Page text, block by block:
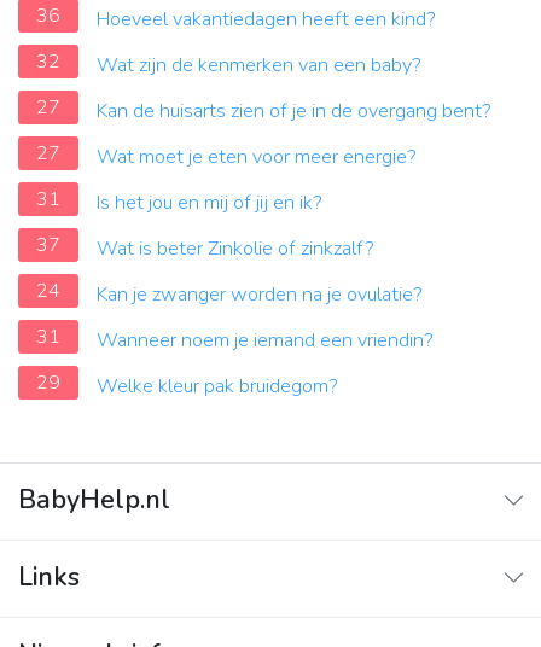
36
Hoeveel vakantiedagen heeft een kind?
32
Wat zijn de kenmerken van een baby?
27
Kan de huisarts zien of je in de overgang bent?
27
Wat moet je eten voor meer energie?
31
Is het jou en mij of jij en ik?
37
Wat is beter Zinkolie of zinkzalf?
24
Kan je zwanger worden na je ovulatie?
31
Wanneer noem je iemand een vriendin?
29
Welke kleur pak bruidegom?
BabyHelp.nl
Vraag & Antwoord
Links